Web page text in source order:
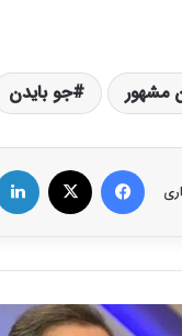
مشهور جو بایدن